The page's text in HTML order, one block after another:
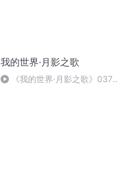
我的世界·月影之歌
《我的世界·月影之歌》037